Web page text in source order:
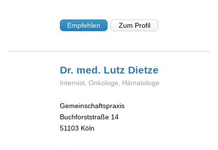
Empfehlen Zum Profil
Dr. med. Lutz Dietze
Internist, Onkologe, Hämatologe
Gemeinschaftspraxis
Buchforststraße 14
51103 Köln